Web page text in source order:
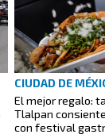
CIUDAD DE
El mejor regalo:
Tlalpan
con festival